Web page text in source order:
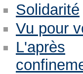
Solidarité
Vu pour
L'après